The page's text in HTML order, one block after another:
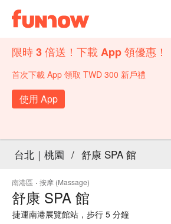
限時 3 倍送！下載 App 領優惠！
首次下載 App 領取 TWD 300 新戶禮
使用 App
台北｜桃園 / 舒康 SPA 館
南港區 · 按摩 (Massage)
舒康 SPA 館
捷運南港展覽館站，步行 5 分鐘